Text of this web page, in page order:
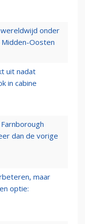
onder
Oosten
uit nadat
in cabine
dan de vorige
maar
optie: